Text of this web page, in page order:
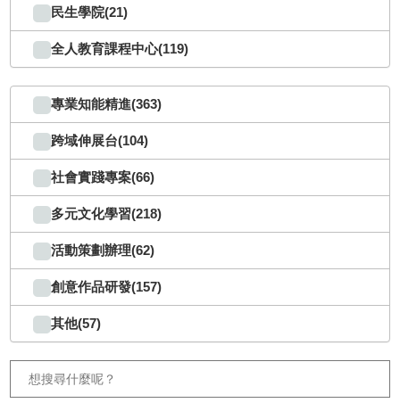
民生學院(21)
全人教育課程中心(119)
專業知能精進(363)
跨域伸展台(104)
社會實踐專案(66)
多元文化學習(218)
活動策劃辦理(62)
創意作品研發(157)
其他(57)